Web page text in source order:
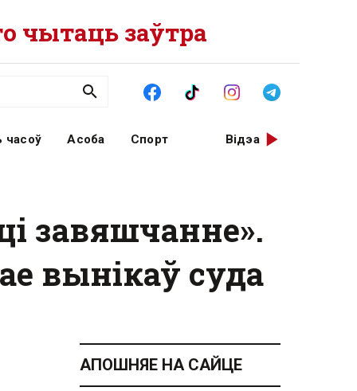
чытаць заўтра
часоў Асоба Спорт Відэа
завяшчанне ».
вынікаў суда
АПОШНЯЕ НА САЙЦЕ